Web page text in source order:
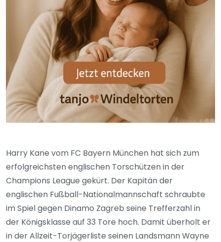
Harry Kane vom FC Bayern München hat sich zum
erfolgreichsten englischen Torschützen in der
Champions League gekürt. Der Kapitän der
englischen Fußball-Nationalmannschaft schraubte
im Spiel gegen Dinamo Zagreb seine Trefferzahl in
der Königsklasse auf 33 Tore hoch. Damit überholt er
in der Allzeit-Torjägerliste seinen Landsmann Wayne